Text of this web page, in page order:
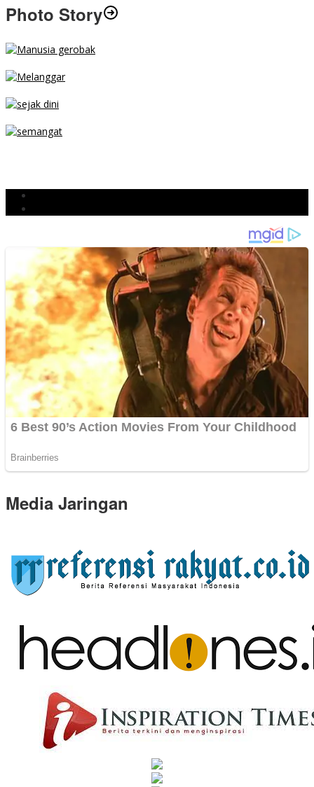
Photo Story
Media Jaringan